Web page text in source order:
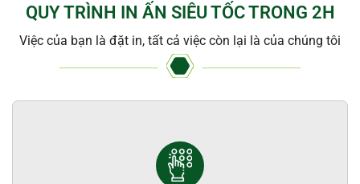
QUY TRÌNH IN ẤN SIÊU TỐC TRONG 2H
Việc của bạn là đặt in, tất cả việc còn lại là của chúng tôi